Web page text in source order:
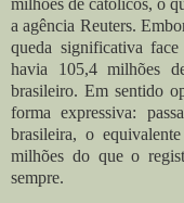
milhões de católicos, o
a agência Reuters.
queda significativa
havia 105,4 milhões
brasileiro. Em sentido
forma expressiva:
brasileira, o
milhões do que o
sempre.